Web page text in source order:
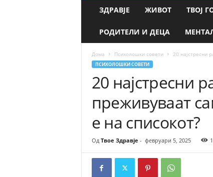
ЗДРАВЈЕ ЖИВОТ ТВОЈ
РОДИТЕЛИ И ДЕЦА
Дома Психолошки совети 20 најстресни
ПСИХОЛОШКИ СОВЕТИ
20 најстресни
преживуваат
е на списокот?
Од Твое Здравје - февруари 5, 2025